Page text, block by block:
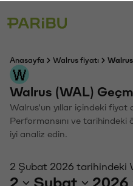
Anasayfa Walrus fiyatı
Walrus (WAL)
Walrus'un yıllar içindeki fiyat
Performansını ve tarihindeki
iyi analiz edin.
2 Şubat 2026 tarihindeki
2 Şubat 2026